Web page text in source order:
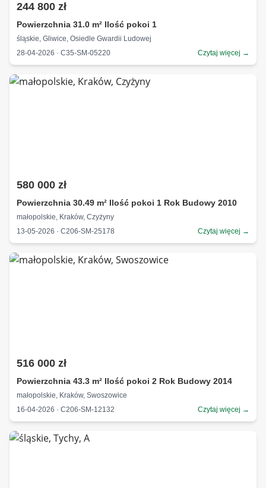
244 800 zł
Powierzchnia 31.0 m² Ilość pokoi 1
śląskie, Gliwice, Osiedle Gwardii Ludowej
28-04-2026 · C35-SM-05220
Czytaj więcej →
580 000 zł
Powierzchnia 30.49 m² Ilość pokoi 1 Rok Budowy 2010
małopolskie, Kraków, Czyżyny
13-05-2026 · C206-SM-25178
Czytaj więcej →
516 000 zł
Powierzchnia 43.3 m² Ilość pokoi 2 Rok Budowy 2014
małopolskie, Kraków, Swoszowice
16-04-2026 · C206-SM-12132
Czytaj więcej →